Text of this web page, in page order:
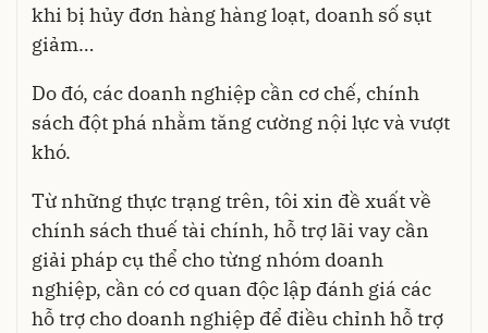
khi bị hủy đơn hàng hàng loạt, doanh số sụt
giảm…
Do đó, các doanh nghiệp cần cơ chế, chính
sách đột phá nhằm tăng cường nội lực và vượt
khó.
Từ những thực trạng trên, tôi xin đề xuất về
chính sách thuế tài chính, hỗ trợ lãi vay cần
giải pháp cụ thể cho từng nhóm doanh
nghiệp, cần có cơ quan độc lập đánh giá các
hỗ trợ cho doanh nghiệp để điều chỉnh hỗ trợ